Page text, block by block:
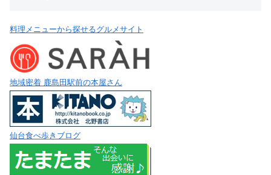
料理メニューから探せるグルメサイト
地域密着 鹿島田駅前の本屋さん
仙台食べ歩きブログ